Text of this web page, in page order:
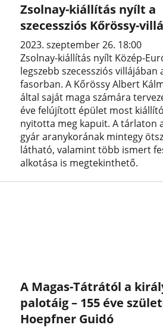
Zsolnay-kiállítás nyílt a
szecessziós Kőrössy-
2023. szeptember 26. 18:00
Zsolnay-kiállítás nyílt Közép-
legszebb szecessziós villájában
fasorban. A Kőrössy Albert
által saját maga számára
éve felújított épület most
nyitotta meg kapuit. A tárlaton
gyár aranykorának mintegy
látható, valamint több ismert
alkotása is megtekinthető.
A Magas-Tátrától a
palotáig – 155 éve
Hoepfner Guidó